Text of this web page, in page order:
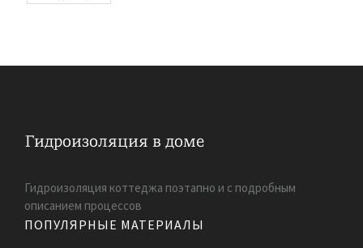
Гидроизоляция коттеджа поэтапно и с подробным
описанием процессов
ПОПУЛЯРНЫЕ МАТЕРИАЛЫ